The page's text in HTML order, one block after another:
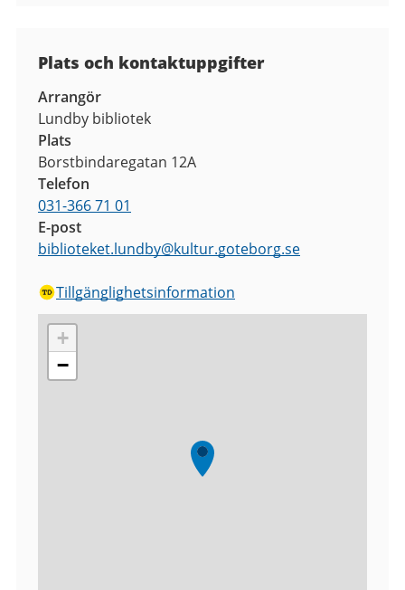
Plats och kontaktuppgifter
Arrangör
Lundby bibliotek
Plats
Borstbindaregatan 12A
Telefon
031-366 71 01
E-post
biblioteket.lundby@kultur.goteborg.se
Tillgänglighetsinformation
+
−